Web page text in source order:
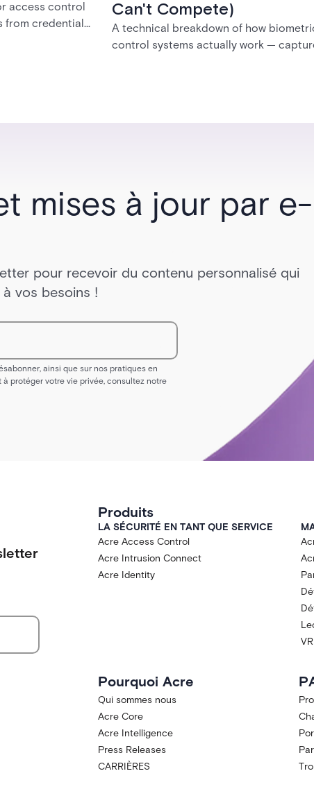
access control
from credential
Can't Compete)
A technical breakdown of how
control systems actually work —
mises à jour par e-
pour recevoir du contenu personnalisé qui
vos besoins !
ainsi que sur nos pratiques en
protéger votre vie privée, consultez notre
Produits
LA SÉCURITÉ EN TANT QUE SERVICE
Acre Access Control
Acre Intrusion Connect
Acre Identity
Pourquoi Acre
Qui sommes nous
Acre Core
Acre Intelligence
Press Releases
CARRIÈRES